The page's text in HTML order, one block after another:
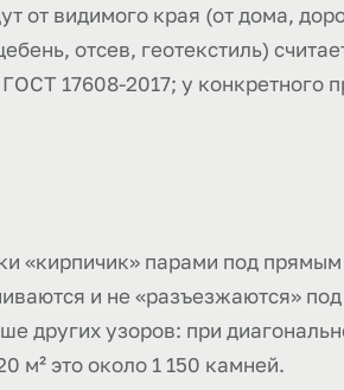
от видимого края (от дома,
отсев, геотекстиль)
17608-2017; у конкретного
«кирпичик» парами под
и не «разъезжаются»
других узоров: при
м² это около 1 150 камней.